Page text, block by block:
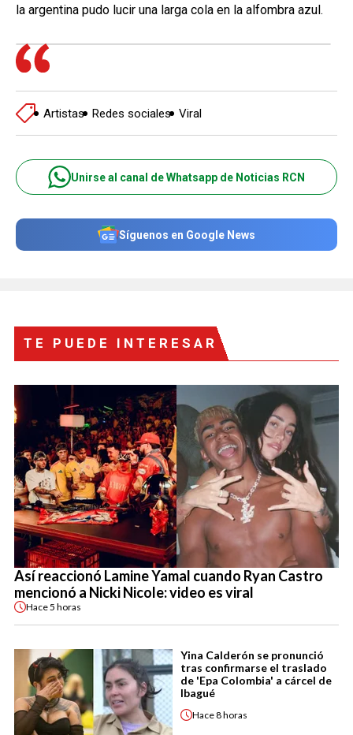
la argentina pudo lucir una larga cola en la alfombra azul.
Artistas Redes sociales Viral
Unirse al canal de Whatsapp de Noticias RCN
Síguenos en Google News
TE PUEDE INTERESAR
Así reaccionó Lamine Yamal cuando Ryan Castro
mencionó a Nicki Nicole: video es viral
Hace5 horas
Yina Calderón se pronunció
tras confirmarse el traslado
de 'Epa Colombia' a cárcel de
Ibagué
Hace8 horas